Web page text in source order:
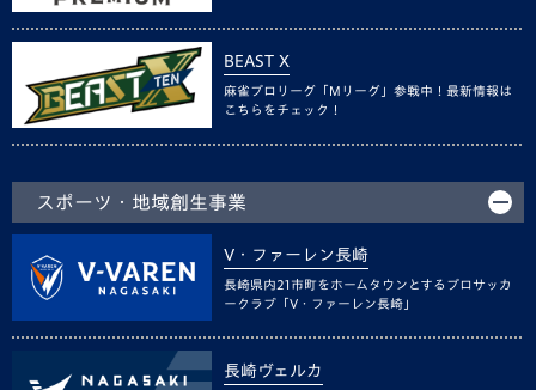
BEAST X
麻雀プロリーグ「Mリーグ」参戦中！最新情報は
こちらをチェック！
スポーツ・地域創生事業
V・ファーレン長崎
長崎県内21市町をホームタウンとするプロサッカ
ークラブ「V・ファーレン長崎」
長崎ヴェルカ